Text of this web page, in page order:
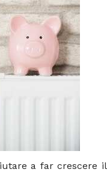
a far crescere il